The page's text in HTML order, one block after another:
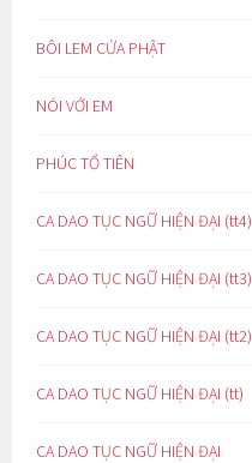
BÔI LEM CỬA PHẬT
NÓI VỚI EM
PHÚC TỔ TIÊN
CA DAO TỤC NGỮ HIỆN ĐẠI (tt4)
CA DAO TỤC NGỮ HIỆN ĐẠI (tt3)
CA DAO TỤC NGỮ HIỆN ĐẠI (tt2)
CA DAO TỤC NGỮ HIỆN ĐẠI (tt)
CA DAO TỤC NGỮ HIỆN ĐẠI